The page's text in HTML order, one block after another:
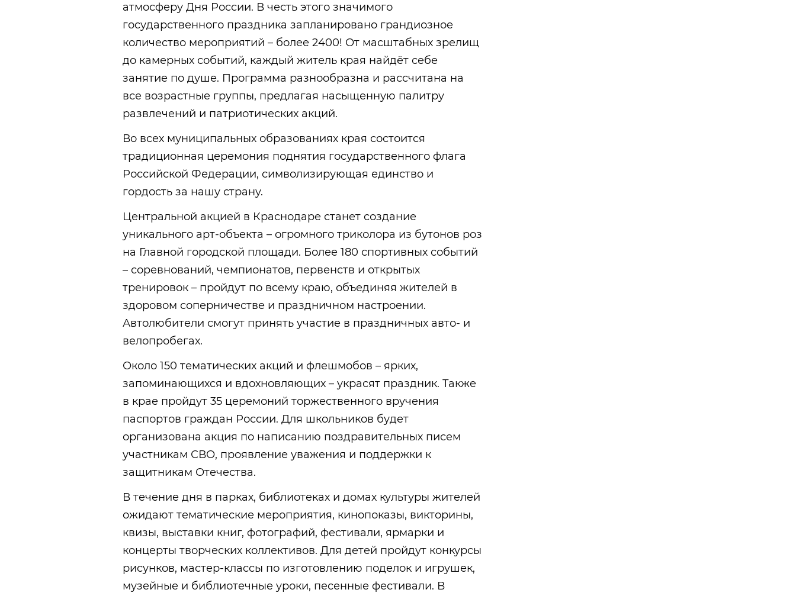
атмосферу Дня России. В честь этого значимого
государственного праздника запланировано грандиозное
количество мероприятий – более 2400! От масштабных зрелищ
до камерных событий, каждый житель края найдёт себе
занятие по душе. Программа разнообразна и рассчитана на
все возрастные группы, предлагая насыщенную палитру
развлечений и патриотических акций.
Во всех муниципальных образованиях края состоится
традиционная церемония поднятия государственного флага
Российской Федерации, символизирующая единство и
гордость за нашу страну.
Центральной акцией в Краснодаре станет создание
уникального арт-объекта – огромного триколора из бутонов роз
на Главной городской площади. Более 180 спортивных событий
– соревнований, чемпионатов, первенств и открытых
тренировок – пройдут по всему краю, объединяя жителей в
здоровом соперничестве и праздничном настроении.
Автолюбители смогут принять участие в праздничных авто- и
велопробегах.
Около 150 тематических акций и флешмобов – ярких,
запоминающихся и вдохновляющих – украсят праздник. Также
в крае пройдут 35 церемоний торжественного вручения
паспортов граждан России. Для школьников будет
организована акция по написанию поздравительных писем
участникам СВО, проявление уважения и поддержки к
защитникам Отечества.
В течение дня в парках, библиотеках и домах культуры жителей
ожидают тематические мероприятия, кинопоказы, викторины,
квизы, выставки книг, фотографий, фестивали, ярмарки и
концерты творческих коллективов. Для детей пройдут конкурсы
рисунков, мастер-классы по изготовлению поделок и игрушек,
музейные и библиотечные уроки, песенные фестивали. В